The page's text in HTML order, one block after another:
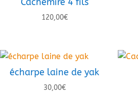
120,00€
écharpe laine de yak
30,00€